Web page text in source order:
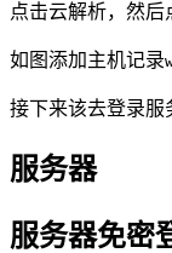
点击云解析，然
如图添加主机记录
接下来该去登录服
服务器
服务器免密